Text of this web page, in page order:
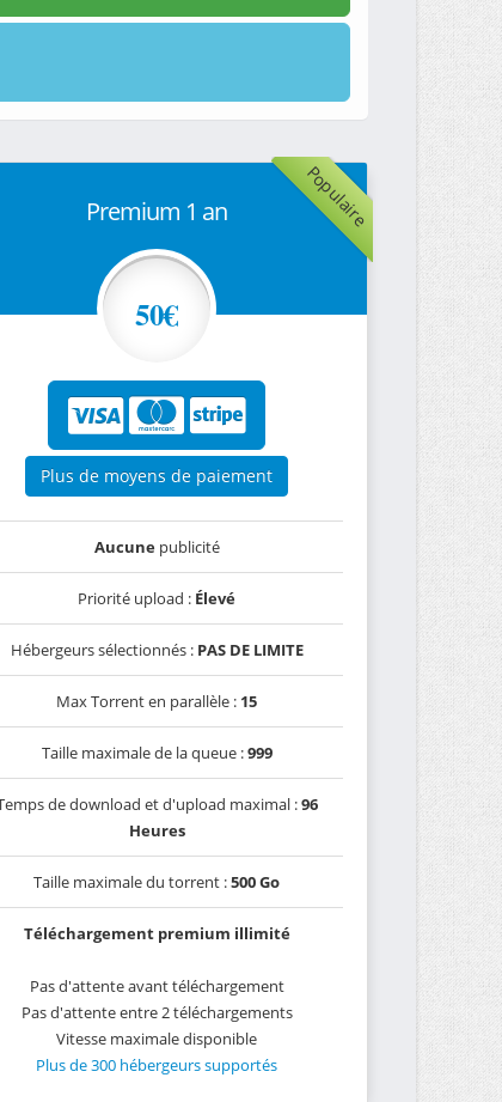
Populaire
Premium 1 an
50€
Plus de moyens de paiement
Aucunepublicité
Priorité upload : Élevé
Hébergeurs sélectionnés : PAS DE LIMITE
Max Torrent en parallèle : 15
Taille maximale de la queue :999
de download et d'upload maximal :96
Heures
Taille maximale du torrent :500 Go
Téléchargement premium illimité
Pas d'attente avant téléchargement
Pas d'attente entre 2 téléchargements
Vitesse maximale disponible
Plus de 300 hébergeurs supportés